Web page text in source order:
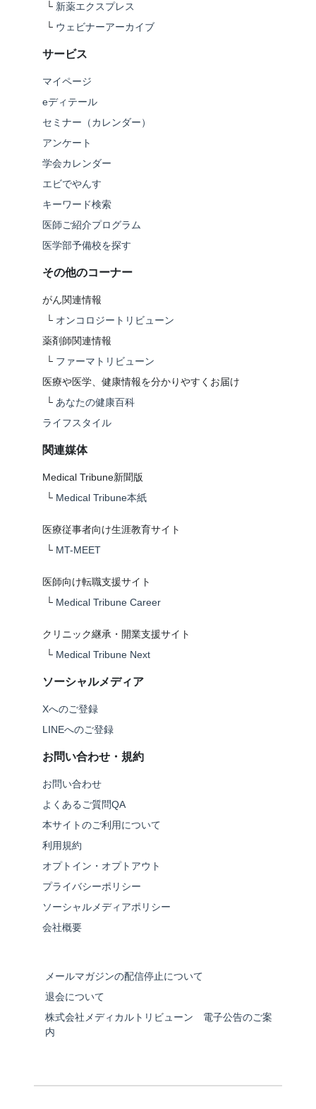
└ 新薬エクスプレス
└ ウェビナーアーカイブ
サービス
マイページ
eディテール
セミナー（カレンダー）
アンケート
学会カレンダー
エビでやんす
キーワード検索
医師ご紹介プログラム
医学部予備校を探す
その他のコーナー
がん関連情報
└ オンコロジートリビューン
薬剤師関連情報
└ ファーマトリビューン
医療や医学、健康情報を分かりやすくお届け
└ あなたの健康百科
ライフスタイル
関連媒体
Medical Tribune新聞版
└ Medical Tribune本紙
医療従事者向け生涯教育サイト
└ MT-MEET
医師向け転職支援サイト
└ Medical Tribune Career
クリニック継承・開業支援サイト
└ Medical Tribune Next
ソーシャルメディア
Xへのご登録
LINEへのご登録
お問い合わせ・規約
お問い合わせ
よくあるご質問QA
本サイトのご利用について
利用規約
オプトイン・オプトアウト
プライバシーポリシー
ソーシャルメディアポリシー
会社概要
メールマガジンの配信停止について
退会について
株式会社メディカルトリビューン 電子公告のご案
内